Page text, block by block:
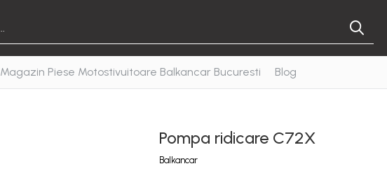
Magazin Piese Motostivuitoare Balkancar Bucuresti Blog
Pompa ridicare C72X
Balkancar